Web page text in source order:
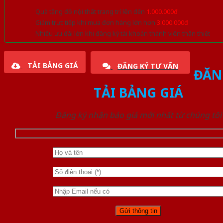
Quà tặng đồ nội thất trang trí lên đến 1.000.000đ
Giảm trực tiếp khi mua đơn hàng lớn hơn 3.000.000đ
Nhiều ưu đãi lớn khi đăng ký tài khoản thành viên thân thiết
TẢI BẢNG GIÁ ĐĂNG KÝ TƯ VẤN
TẢI BẢNG GIÁ
Đăng ký nhận báo giá mới nhất từ chúng tôi